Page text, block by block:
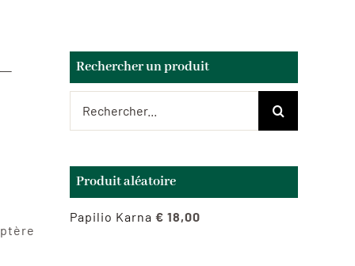
Rechercher un produit
Produit aléatoire
Papilio Karna € 18,00